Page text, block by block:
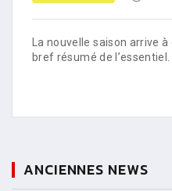
La nouvelle saison arrive
bref résumé de l’essentiel.
ANCIENNES NEWS